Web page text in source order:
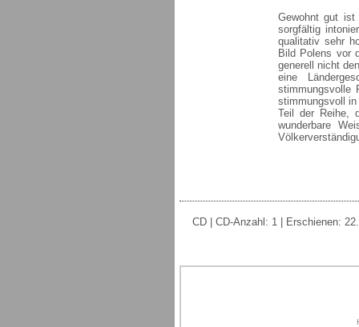
Gewohnt gut ist
sorgfältig
qualitativ sehr
Bild Polens vor
generell nicht
eine
stimmungsvolle
stimmungsvoll
Teil der Reihe,
wunderbare
CD | CD-Anzahl: 1 | Erschienen: